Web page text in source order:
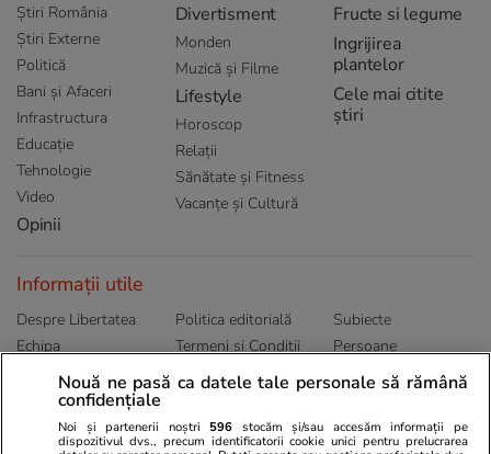
Știri România
Știri Externe
Politică
Bani și Afaceri
Infrastructura
Educație
Tehnologie
Video
Opinii
Divertisment
Monden
Muzică și Filme
Lifestyle
Horoscop
Relații
Sănătate și Fitness
Vacanțe și Cultură
Fructe si legume
Ingrijirea
plantelor
Cele mai citite
știri
Informații utile
Despre Libertatea
Echipa
Publicitate
Politica de
Politica editorială
Termeni și Conditii
Abonamente
Subiecte
Persoane
Sitemap
Nouă ne pasă ca datele tale personale să rămână
confidențiale
Noi și partenerii noștri 596 stocăm și/sau accesăm informații pe
dispozitivul dvs., precum identificatorii cookie unici pentru prelucrarea